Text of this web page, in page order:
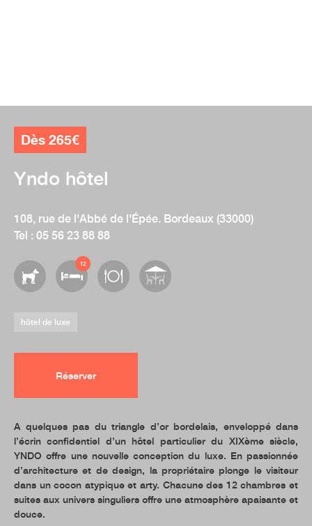
Dès 265€
Yndo hôtel
108, rue de l'Abbé de l'Épée. Bordeaux (33000)
Tel : 05 56 23 88 88
12
hôtel de luxe
Réserver
A quelques pas du triangle d’or bordelais, enveloppé dans
l’écrin confidentiel d’un hôtel particulier du XIXème siècle,
YNDO offre une nouvelle conception du luxe. En passionnée
d’architecture et de design, la propriétaire plonge le visiteur
dans un cocon atypique et arty. Chacune des 12 chambres et
suites aux univers singuliers offre une atmosphère apaisante et
douce.